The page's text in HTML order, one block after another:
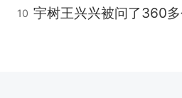
10 宇树王兴兴被问了360